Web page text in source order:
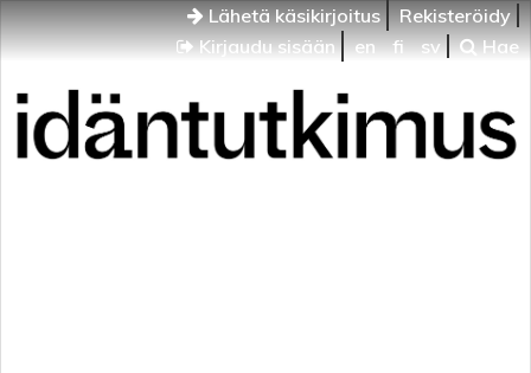
Lähetä käsikirjoitus
Rekisteröidy
Kirjaudu sisään
en fi sv Hae